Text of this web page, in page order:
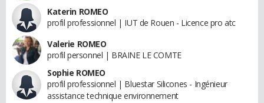
Katerin ROMEO
profil professionnel | IUT de Rouen - Licence pro atc
Valerie ROMEO
profil personnel | BRAINE LE COMTE
Sophie ROMEO
profil professionnel | Bluestar Silicones - Ingénieur
assistance technique environnement